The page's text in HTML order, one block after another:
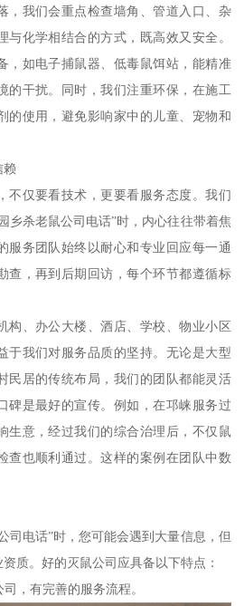
，我们会重点检查墙角、管道入口、杂
与化学相结合的方式，既高效又安全。
，如电子捕鼠器、低毒鼠饵站，能精准
的干扰。同时，我们注重环保，在施工
的使用，避免影响家中的儿童、宠物和
赖
不仅要看技术，更要看服务态度。我们
乡杀老鼠公司电话”时，内心往往带着焦
服务团队始终以耐心和专业回应每一通
查，再到后期回访，每个环节都遵循标
构、办公大楼、酒店、学校、物业小区
于我们对服务品质的坚持。无论是大型
民居的传统布局，我们的团队都能灵活
碑是最好的宣传。例如，在邛崃服务过
生意，经过我们的综合治理后，不仅鼠
查也顺利通过。这样的案例在团队中数
司电话”时，您可能会遇到大量信息，但
质。好的灭鼠公司应具备以下特点：
司，有完善的服务流程。